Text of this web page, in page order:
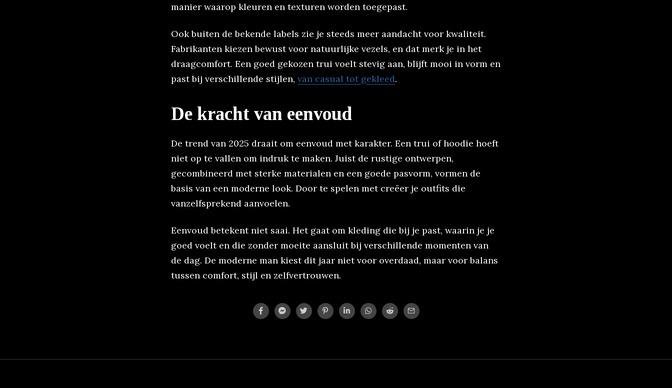
manier waarop kleuren en texturen worden toegepast.
Ook buiten de bekende labels zie je steeds meer aandacht voor kwaliteit.
Fabrikanten kiezen bewust voor natuurlijke vezels, en dat merk je in het
draagcomfort. Een goed gekozen trui voelt stevig aan, blijft mooi in vorm en
past bij verschillende stijlen, van casual tot gekleed.
De kracht van eenvoud
De trend van 2025 draait om eenvoud met karakter. Een trui of hoodie hoeft
niet op te vallen om indruk te maken. Juist de rustige ontwerpen,
gecombineerd met sterke materialen en een goede pasvorm, vormen de
basis van een moderne look. Door te spelen met creëer je outfits die
vanzelfsprekend aanvoelen.
Eenvoud betekent niet saai. Het gaat om kleding die bij je past, waarin je je
goed voelt en die zonder moeite aansluit bij verschillende momenten van
de dag. De moderne man kiest dit jaar niet voor overdaad, maar voor balans
tussen comfort, stijl en zelfvertrouwen.